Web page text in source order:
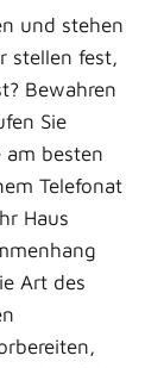
und stehen
stellen fest,
Bewahren
Sie
am besten
Telefonat
Haus
Art des